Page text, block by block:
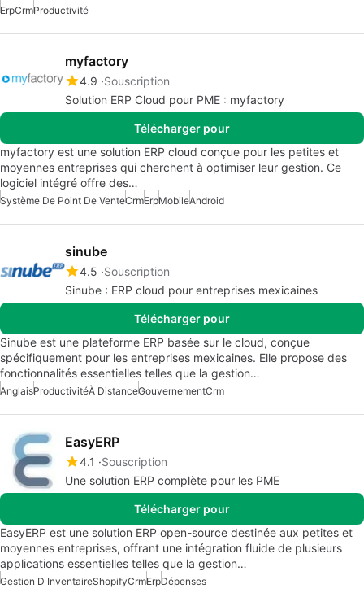
ErpCrmProductivité
myfactory
4.9 Souscription
Solution ERP Cloud pour PME : myfactory
Télécharger pour
myfactory est une solution ERP cloud conçue pour les petites et
moyennes entreprises qui cherchent à optimiser leur gestion. Ce
logiciel intégré offre des…
Système De Point De VenteCrmErpMobileAndroid
sinube
4.5 Souscription
Sinube : ERP cloud pour entreprises mexicaines
Télécharger pour
Sinube est une plateforme ERP basée sur le cloud, conçue
spécifiquement pour les entreprises mexicaines. Elle propose des
fonctionnalités essentielles telles que la gestion…
AnglaisProductivitéÀ DistanceGouvernementCrm
EasyERP
4.1
Souscription
Une solution ERP complète pour les PME
Télécharger pour
EasyERP est une solution ERP open-source destinée aux petites et
moyennes entreprises, offrant une intégration fluide de plusieurs
applications essentielles telles que la gestion…
Gestion D InventaireShopifyCrmErpDépenses